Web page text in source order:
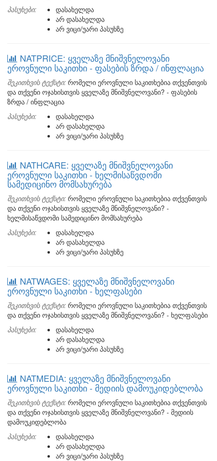
პასუხები:
დასახელდა
არ დასახელდა
არ ვიცი/უარი პასუხზე
NATPRICE: ყველაზე მნიშვნელოვანი
ეროვნული საკითხი - ფასების ზრდა / ინფლაცია
შეკითხვის ტექსტი: რომელი ეროვნული საკითხებია თქვენთვის
და თქვენი ოჯახისთვის ყველაზე მნიშვნელოვანი? - ფასების
ზრდა / ინფლაცია
პასუხები:
დასახელდა
არ დასახელდა
არ ვიცი/უარი პასუხზე
NATHCARE: ყველაზე მნიშვნელოვანი
ეროვნული საკითხი - ხელმისაწვდომი
სამედიცინო მომსახურება
შეკითხვის ტექსტი: რომელი ეროვნული საკითხებია თქვენთვის
და თქვენი ოჯახისთვის ყველაზე მნიშვნელოვანი? -
ხელმისაწვდომი სამედიცინო მომსახურება
პასუხები:
დასახელდა
არ დასახელდა
არ ვიცი/უარი პასუხზე
NATWAGES: ყველაზე მნიშვნელოვანი
ეროვნული საკითხი - ხელფასები
შეკითხვის ტექსტი: რომელი ეროვნული საკითხებია თქვენთვის
და თქვენი ოჯახისთვის ყველაზე მნიშვნელოვანი? - ხელფასები
პასუხები:
დასახელდა
არ დასახელდა
არ ვიცი/უარი პასუხზე
NATMEDIA: ყველაზე მნიშვნელოვანი
ეროვნული საკითხი - მედიის დამოუკიდებლობა
შეკითხვის ტექსტი: რომელი ეროვნული საკითხებია თქვენთვის
და თქვენი ოჯახისთვის ყველაზე მნიშვნელოვანი? - მედიის
დამოუკიდებლობა
პასუხები:
დასახელდა
არ დასახელდა
არ ვიცი/უარი პასუხზე